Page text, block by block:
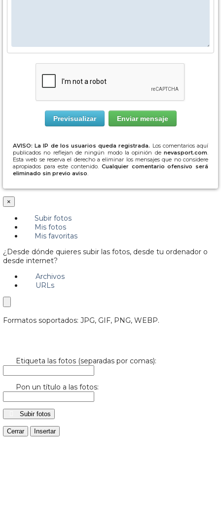
AVISO: La IP de los usuarios queda registrada. Los comentarios aquí
publicados no reflejan de ningún modo la opinión de nevasport.com
Esta web se reserva el derecho a eliminar los mensajes que no considere
apropiados para este contenido. Cualquier comentario ofensivo será
eliminado sin previo aviso
×
Subir fotos
Mis fotos
Mis favoritas
¿Desde dónde quieres subir las fotos, desde tu ordenador o
desde internet?
Archivos
URLs
Formatos soportados: JPG, GIF, PNG, WEBP.
Etiqueta las fotos (separadas por comas):
Pon un título a las fotos:
Subir fotos
Cerrar Insertar